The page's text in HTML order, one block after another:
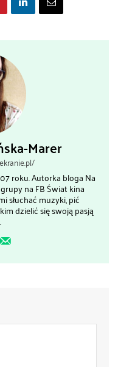
Marer
roku. Autorka bloga Na
na FB Świat kina
słuchać muzyki, pić
dzielić się swoją pasją